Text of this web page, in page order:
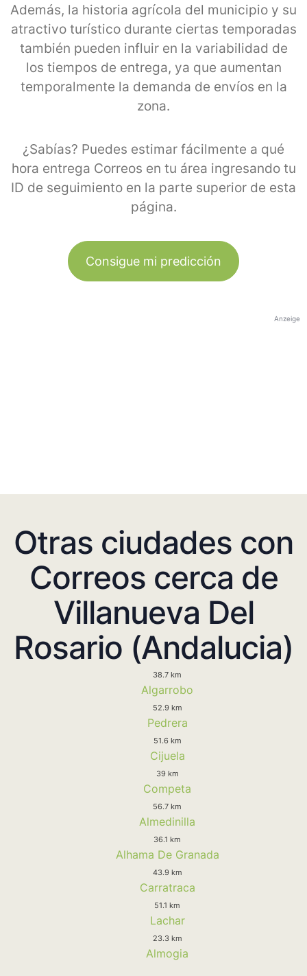
Además, la historia agrícola del municipio y su
atractivo turístico durante ciertas temporadas
también pueden influir en la variabilidad de
los tiempos de entrega, ya que aumentan
temporalmente la demanda de envíos en la
zona.
¿Sabías? Puedes estimar fácilmente a qué
hora entrega Correos en tu área ingresando tu
ID de seguimiento en la parte superior de esta
página.
Consigue mi predicción
Anzeige
Otras ciudades con
Correos cerca de
Villanueva Del
Rosario (Andalucia)
38.7 km
Algarrobo
52.9 km
Pedrera
51.6 km
Cijuela
39 km
Competa
56.7 km
Almedinilla
36.1 km
Alhama De Granada
43.9 km
Carratraca
51.1 km
Lachar
23.3 km
Almogia